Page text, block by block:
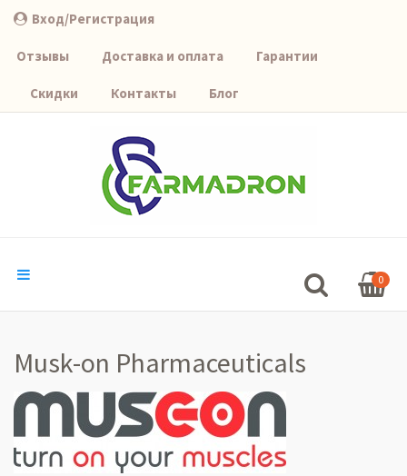
Вход/Регистрация
Отзывы Доставка и оплата Гарантии
Скидки Контакты Блог
0
Musk-on Pharmaceuticals